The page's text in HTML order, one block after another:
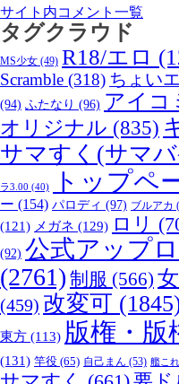
サイト内コメント一覧
タグクラウド
MS少女 (49) R18/エロ
Scramble (318) ちょい
(94) ふたなり (96) アイコ
オリジナル (835)
サマすく(サマ
ラ3.00 (40) トップペ
ー (154) パロディ (97) ブルアカ
(121) メガネ (129) ロリ
(92) 公式アップ
(2761) 制服 (566) 女
(459) 改変可
東方 (113) 版権・版
(131) 竿役 (65) 自己まん (53) 艦これ